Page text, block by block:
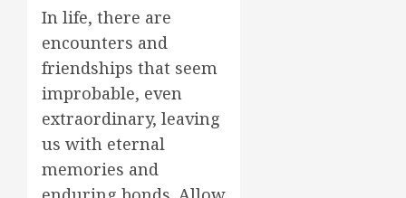
In life, there are
encounters and
friendships that seem
improbable, even
extraordinary, leaving
us with eternal
memories and